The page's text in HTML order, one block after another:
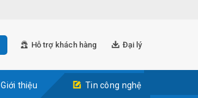
Hỗ trợ khách hàng Đại lý
Giới thiệu Tin công nghệ